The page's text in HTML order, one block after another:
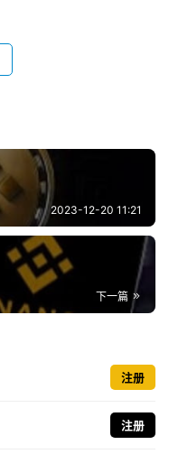
2023-12-20 11:21
下一篇
注册
注册